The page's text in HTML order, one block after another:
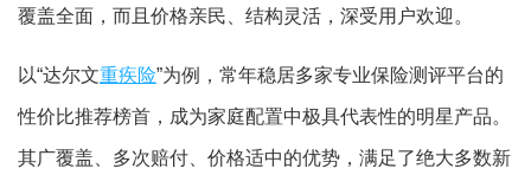
覆盖全面，而且价格亲民、结构灵活，深受用户欢迎。
以“达尔文重疾险”为例，常年稳居多家专业保险测评平台的
性价比推荐榜首，成为家庭配置中极具代表性的明星产品。
其广覆盖、多次赔付、价格适中的优势，满足了绝大多数新